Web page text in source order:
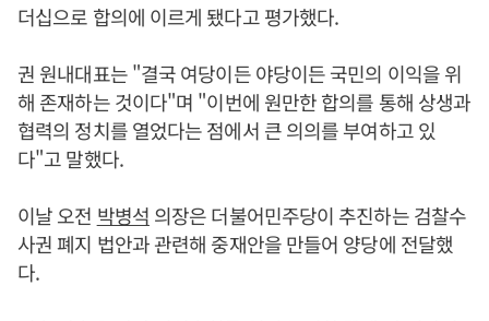
더십으로 합의에 이르게 됐다고 평가했다.
권 원내대표는 "결국 여당이든 야당이든 국민의 이익을 위
해 존재하는 것이다"며 "이번에 원만한 합의를 통해 상생과
협력의 정치를 열었다는 점에서 큰 의의를 부여하고 있
다"고 말했다.
이날 오전 박병석 의장은 더불어민주당이 추진하는 검찰수
사권 폐지 법안과 관련해 중재안을 만들어 양당에 전달했
다.